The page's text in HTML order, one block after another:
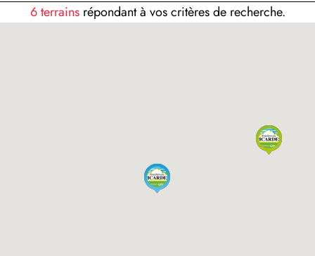
6 terrains répondant à vos critères de recherche.